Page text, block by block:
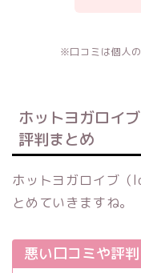
※口コミは個人
ホットヨガロイ
評判まとめ
ホットヨガロイブ（
とめていきますね。
悪い口コミや評